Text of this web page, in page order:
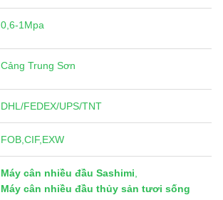
0,6-1Mpa
Cảng Trung Sơn
DHL/FEDEX/UPS/TNT
FOB,CIF,EXW
Máy cân nhiều đầu Sashimi
Máy cân nhiều đầu thủy sản tươi sống